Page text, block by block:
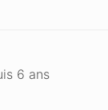
6 ans